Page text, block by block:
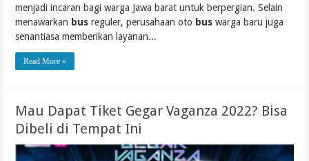
menjadi incaran bagi warga Jawa barat untuk berpergian. Selain
menawarkan bus reguler, perusahaan oto bus warga baru juga
senantiasa memberikan layanan...
Read More »
Mau Dapat Tiket Gegar Vaganza 2022? Bisa
Dibeli di Tempat Ini